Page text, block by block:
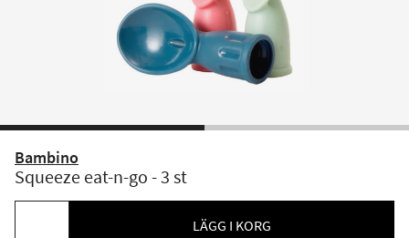
Bambino
Squeeze eat-n-go - 3 st
LÄGG I KORG